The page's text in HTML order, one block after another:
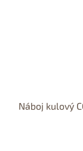
Náboj kulový